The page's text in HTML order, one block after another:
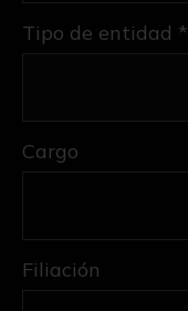
Tipo de entidad *
Cargo
Filiación